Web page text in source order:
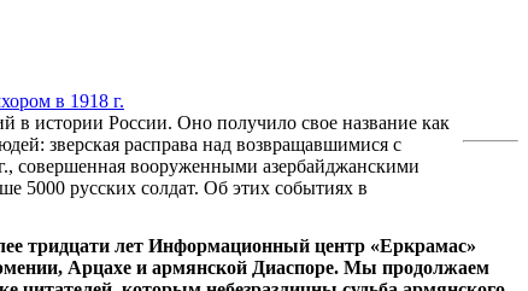
в 1918 г.
в истории России. Оно получило свое название как
зверская расправа над возвращавшимися с
совершенная вооруженными азербайджанскими
5000 русских солдат. Об этих событиях в
тридцати лет Информационный центр «Еркрамас»
Арцахе и армянской Диаспоре. Мы продолжаем